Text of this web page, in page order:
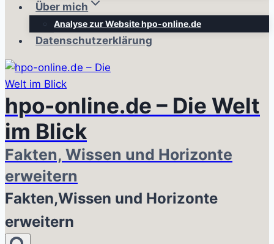
Über mich
Analyse zur Website hpo-online.de
Datenschutzerklärung
hpo-online.de – Die Welt
im Blick
Fakten, Wissen und Horizonte
erweitern
Fakten,Wissen und Horizonte
erweitern